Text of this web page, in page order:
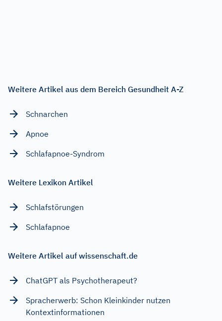
Weitere Artikel aus dem Bereich Gesundheit A-Z
Schnarchen
Apnoe
Schlafapnoe-Syndrom
Weitere Lexikon Artikel
Schlafstörungen
Schlafapnoe
Weitere Artikel auf wissenschaft.de
ChatGPT als Psychotherapeut?
Spracherwerb: Schon Kleinkinder nutzen
Kontextinformationen